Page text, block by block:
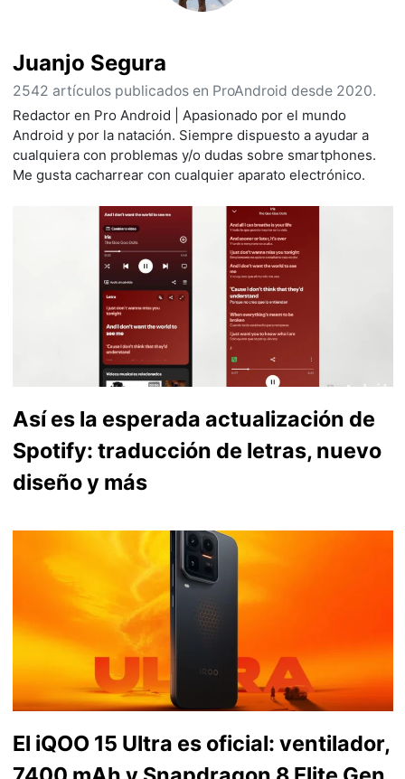
Juanjo Segura
2542 artículos publicados en ProAndroid desde 2020.
Redactor en Pro Android | Apasionado por el mundo
Android y por la natación. Siempre dispuesto a ayudar a
cualquiera con problemas y/o dudas sobre smartphones.
Me gusta cacharrear con cualquier aparato electrónico.
Así es la esperada actualización de
Spotify: traducción de letras, nuevo
diseño y más
El iQOO 15 Ultra es oficial: ventilador,